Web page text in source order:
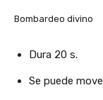
Bombardeo divino
Dura 20 s.
Se puede